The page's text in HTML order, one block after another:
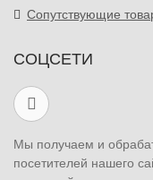
Сопутствующие
СОЦСЕТИ
Мы получаем и
посетителей нашего